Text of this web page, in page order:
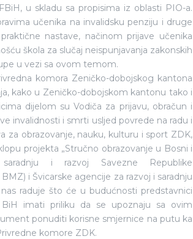
u skladu sa propisima iz oblasti PIO-a.
učenika na invalidsku penziju i druge
nastave, načinom prijave učenika
škola za slučaj neispunjavanja zakonskih
u vezi sa ovom temom.
komora Zeničko-dobojskog kantona
kako u Zeničko-dobojskom kantonu tako i
dijelom su Vodiča za prijavu, obračun i
invalidnosti i smrti usljed povrede na radu i
za obrazovanje, nauku, kulturu i sport ZDK,
projekta „Stručno obrazovanje u Bosni i
i razvoj Savezne Republike
i Švicarske agencije za razvoj i saradnju
raduje što će u budućnosti predstavnici
imati priliku da se upoznaju sa ovim
ponuditi korisne smjernice na putu ka
komore ZDK.